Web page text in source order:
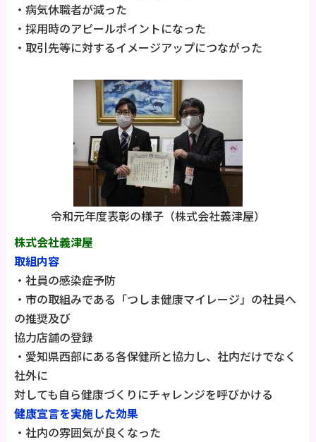
・病気休職者が減った
・採用時のアピールポイントになった
・取引先等に対するイメージアップにつながった
令和元年度表彰の様子（株式会社義津屋）
株式会社義津屋
取組内容
・社員の感染症予防
・市の取組みである「つしま健康マイレージ」の社員へ
の推奨及び
協力店舗の登録
・愛知県西部にある各保健所と協力し、社内だけでなく
社外に
対しても自ら健康づくりにチャレンジを呼びかける
健康宣言を実施した効果
・社内の雰囲気が良くなった